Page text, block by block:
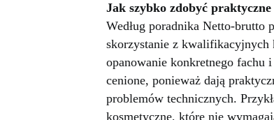
Jak szybko zdobyć
Według poradnika Netto-brutto
skorzystanie z
opanowanie konkretnego fachu
cenione, ponieważ dają
problemów technicznych.
kosmetyczne, które nie